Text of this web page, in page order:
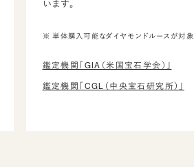
います。
※ 単体購入可能なダイヤモンドルースが対象
鑑定機関「GIA（米国宝石学会）」
鑑定機関「CGL（中央宝石研究所）」